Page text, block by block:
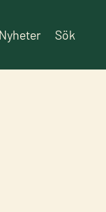
Nyheter Sök